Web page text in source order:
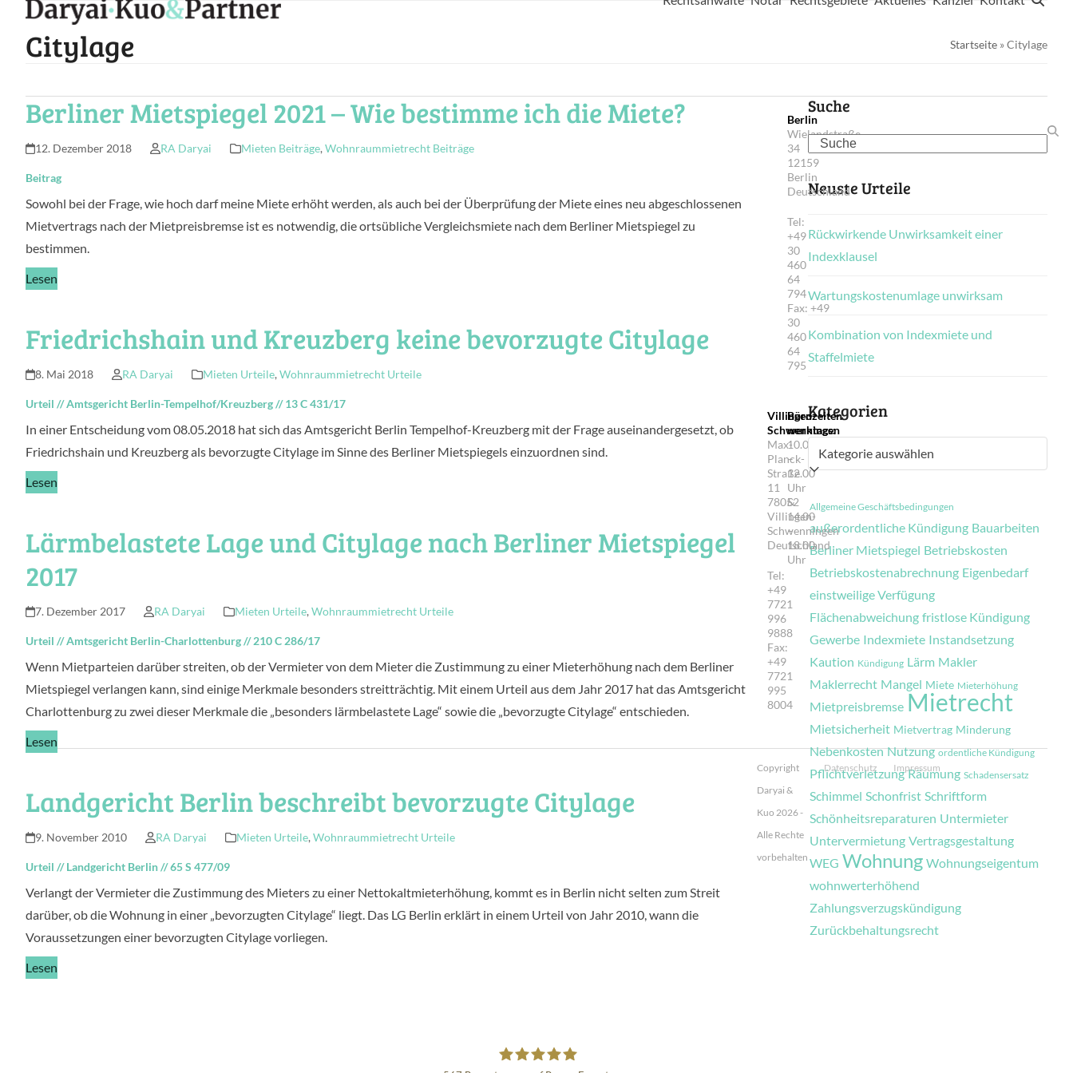
contentCitylage Startseite »Citylage
Berliner Mietspiegel 2021 – Wie bestimme ich die Miete?
12. Dezember 2018 RA Daryai Mieten Beiträge, Wohnraummietrecht Beiträge
Beitrag
Sowohl bei der Frage, wie hoch darf meine Miete erhöht werden, als auch bei der Überprüfung der Miete eines neu abgeschlossenen
Mietvertrags nach der Mietpreisbremse ist es notwendig, die ortsübliche Vergleichsmiete nach dem Berliner Mietspiegel zu
bestimmen.
Lesen
Friedrichshain und Kreuzberg keine bevorzugte Citylage
8. Mai 2018 RA Daryai Mieten Urteile, Wohnraummietrecht Urteile
Urteil //Amtsgericht Berlin-Tempelhof/Kreuzberg//13 C 431/17
In einer Entscheidung vom 08.05.2018 hat sich das Amtsgericht Berlin Tempelhof-Kreuzberg mit der Frage auseinandergesetzt, ob
Friedrichshain und Kreuzberg als bevorzugte Citylage im Sinne des Berliner Mietspiegels einzuordnen sind.
Lesen
Lärmbelastete Lage und Citylage nach Berliner Mietspiegel
2017
7. Dezember 2017 RA Daryai Mieten Urteile, Wohnraummietrecht Urteile
Urteil //Amtsgericht Berlin-Charlottenburg//210 C 286/17
Wenn Mietparteien darüber streiten, ob der Vermieter von dem Mieter die Zustimmung zu einer Mieterhöhung nach dem Berliner
Mietspiegel verlangen kann, sind einige Merkmale besonders streitträchtig. Mit einem Urteil aus dem Jahr 2017 hat das Amtsgericht
Charlottenburg zu zwei dieser Merkmale die „besonders lärmbelastete Lage“ sowie die „bevorzugte Citylage“ entschieden.
Lesen
Landgericht Berlin beschreibt bevorzugte Citylage
9. November 2010 RA Daryai Mieten Urteile, Wohnraummietrecht Urteile
Urteil //Landgericht Berlin//65 S 477/09
Verlangt der Vermieter die Zustimmung des Mieters zu einer Nettokaltmieterhöhung, kommt es in Berlin nicht selten zum Streit
darüber, ob die Wohnung in einer „bevorzugten Citylage“ liegt. Das LG Berlin erklärt in einem Urteil von Jahr 2010, wann die
Voraussetzungen einer bevorzugten Citylage vorliegen.
Lesen
Suche
Search
Neuste Urteile
Rückwirkende Unwirksamkeit einer
Indexklausel
Wartungskostenumlage unwirksam
Kombination von Indexmiete und
Staffelmiete
Kategorien
Kategorien
Allgemeine Geschäftsbedingungen
außerordentliche Kündigung Bauarbeiten
Berliner Mietspiegel Betriebskosten
Betriebskostenabrechnung Eigenbedarf
einstweilige Verfügung
Flächenabweichung fristlose Kündigung
Gewerbe Indexmiete Instandsetzung
Kaution Kündigung Lärm Makler
Maklerrecht Mangel Miete Mieterhöhung
Mietpreisbremse Mietrecht
Mietsicherheit Mietvertrag Minderung
Nebenkosten Nutzung ordentliche Kündigung
Pflichtverletzung Räumung Schadensersatz
Schimmel Schonfrist Schriftform
Schönheitsreparaturen Untermieter
Untervermietung Vertragsgestaltung
WEG Wohnung Wohnungseigentum
wohnwerterhöhend
Zahlungsverzugskündigung
Zurückbehaltungsrecht
Berlin
Wielandstraße
34
12159
Berlin
Deutschland
Tel:
+49
30
460
64
794
Fax: +49
30
460
64
795
Villingen-
Schwenningen
Max-
Planck-
Straße
11
78052
Villingen-
Schwenningen
Deutschland
Tel:
+49
7721
996
9888
Fax:
+49
7721
995
8004
Bürozeiten
werktags:
10.00
–
12.00
Uhr
&
14.00
–
18.00
Uhr
Copyright
Daryai &
Kuo 2026 -
Alle Rechte
vorbehalten
Datenschutz Impressum